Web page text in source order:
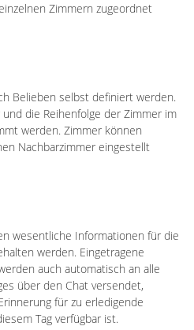
Zimmern zugeordnet
Belieben selbst definiert werden.
die Reihenfolge der Zimmer im
werden. Zimmer können
Nachbarzimmer eingestellt
wesentliche Informationen für die
werden. Eingetragene
auch automatisch an alle
über den Chat versendet,
für zu erledigende
Tag verfügbar ist.